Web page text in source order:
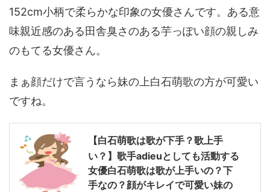
152cm小柄で柔らかな印象の女優さんです。ある意
味親近感のある田舎臭さのある芋っぽい顔の親しみ
のもてる女優さん。
まぁ顔だけで言うなら妹の上白石萌歌の方が可愛い
ですね。
【白石萌歌は歌が下手？歌上手
い？】歌手adieuとしても活動する
女優白石萌歌は歌が上手いの？下
手なの？顔がキレイで可愛い妹の